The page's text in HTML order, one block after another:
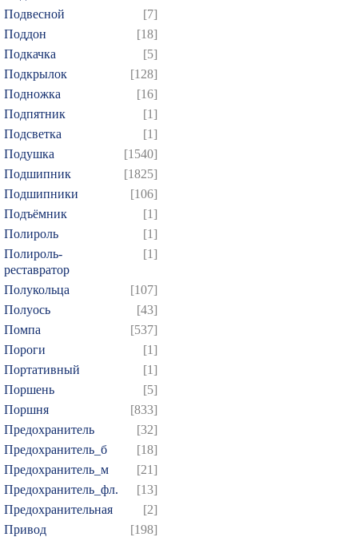
Подвесной
[7]
Поддон
[18]
Подкачка
[5]
Подкрылок
[128]
Подножка
[16]
Подпятник
[1]
Подсветка
[1]
Подушка
[1540]
Подшипник
[1825]
Подшипники
[106]
Подъёмник
[1]
Полироль
[1]
Полироль-
реставратор
[1]
Полукольца
[107]
Полуось
[43]
Помпа
[537]
Пороги
[1]
Портативный
[1]
Поршень
[5]
Поршня
[833]
Предохранитель
[32]
Предохранитель_б
[18]
Предохранитель_м
[21]
Предохранитель_фл.
[13]
Предохранительная
[2]
Привод
[198]